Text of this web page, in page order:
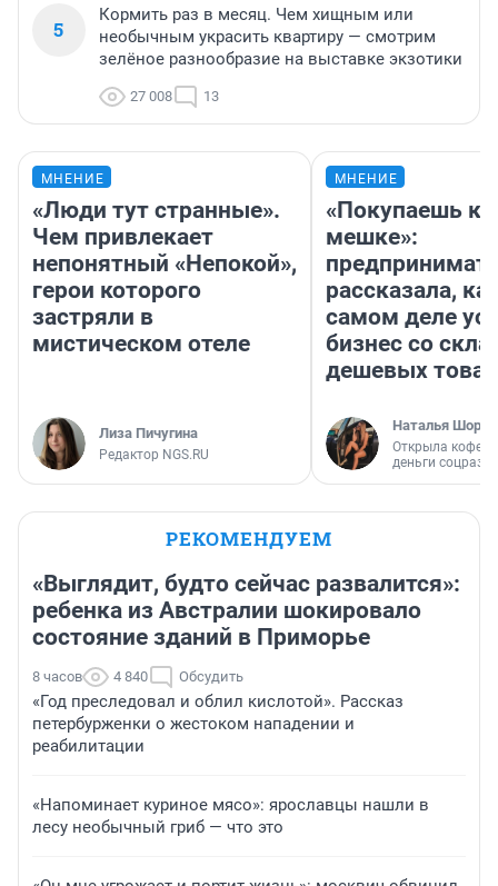
5
Кормить раз в месяц. Чем хищным или
необычным украсить квартиру — смотрим
зелёное разнообразие на выставке экзотики
27 008 13
МНЕНИЕ
«Люди тут странные».
Чем привлекает
непонятный «Непокой»,
герои которого
застряли в
мистическом отеле
Лиза Пичугина
Редактор NGS.RU
МНЕНИЕ
«Покупаешь
мешке»:
рассказала,
самом деле
бизнес со
дешевых
Наталья
Открыла
деньги
РЕКОМЕНДУЕМ
«Выглядит, будто сейчас развалится»:
ребенка из Австралии шокировало
состояние зданий в Приморье
8 часов 4 840 Обсудить
«Год преследовал и облил кислотой». Рассказ
петербурженки о жестоком нападении и
реабилитации
«Напоминает куриное мясо»: ярославцы нашли в
лесу необычный гриб — что это